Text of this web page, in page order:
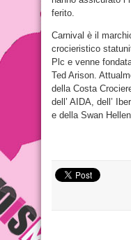
ferito.
Carnival è il
crocieristico
Plc e venne
Ted Arison.
della Costa
dell’ AIDA, dell’
e della Swan